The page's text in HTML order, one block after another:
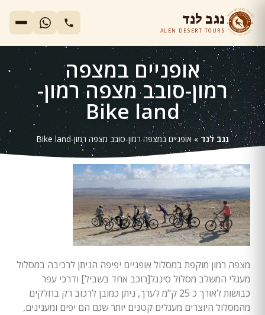
נגב לנד
ALEN DESERT TOURS
אופניים במצפה
רמון-סובב מצפה רמון-
Bike land
נגב לנד » אופניים במצפה רמון-סובב מצפה רמון-Bike land
מצפה רמון מוקפת במסלול אופניים יפיפה הניתן לרכיבה במסלול
מעגלי המשלב מסלול סינגל[רוכב אחד בשביל] ודרכי עפר
כבושות לאורך כ 25 ק"מ לערך, ניתן כמובן לרכוב רק בחלקים
מהמסלול היוצרים מעגלים קטנים יותר שגם הם יפים ומענינים,